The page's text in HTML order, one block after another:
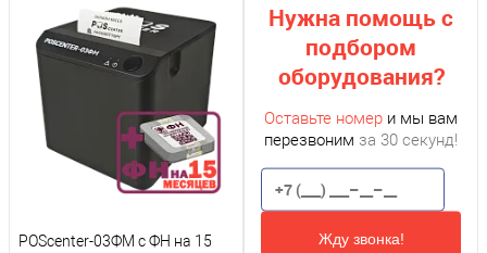
POScenter-03ФM с ФН на 15
Нужна помощь с
подбором
оборудования?
Оставьте номер и мы вам
перезвоним за 30 секунд!
Жду звонка!